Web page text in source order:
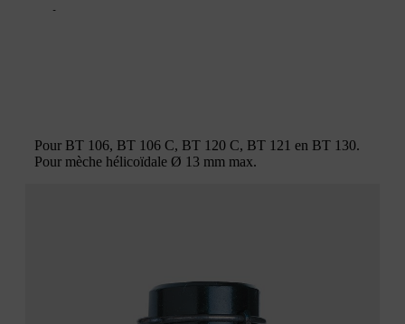
-
Pour BT 106, BT 106 C, BT 120 C, BT 121 en BT 130.
Pour mèche hélicoïdale Ø 13 mm max.